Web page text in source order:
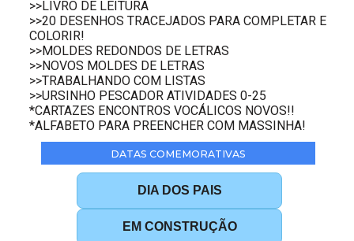
>>LIVRO DE LEITURA
>>20 DESENHOS TRACEJADOS PARA COMPLETAR E
COLORIR!
>>MOLDES REDONDOS DE LETRAS
>>NOVOS MOLDES DE LETRAS
>>TRABALHANDO COM LISTAS
>>URSINHO PESCADOR ATIVIDADES 0-25
*CARTAZES ENCONTROS VOCÁLICOS NOVOS!!
*ALFABETO PARA PREENCHER COM MASSINHA!
DATAS COMEMORATIVAS
DIA DOS PAIS
EM CONSTRUÇÃO